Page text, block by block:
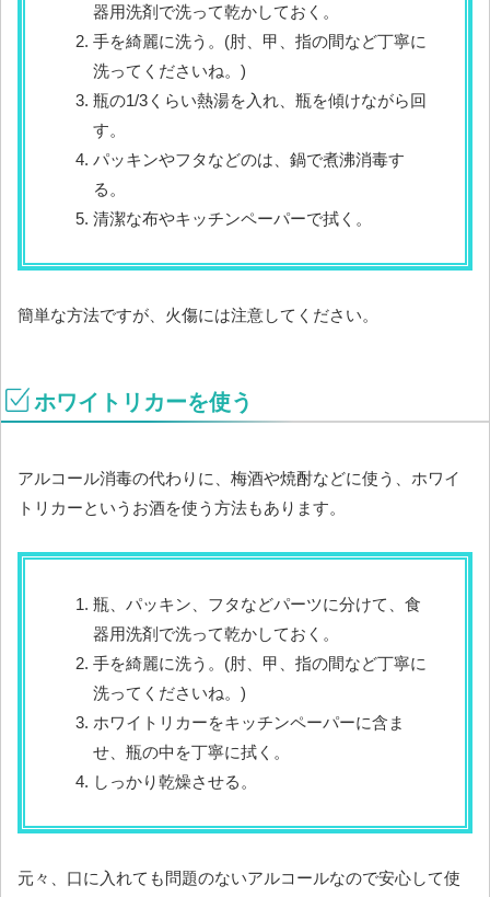
器用洗剤で洗って乾かしておく。
手を綺麗に洗う。(肘、甲、指の間など丁寧に
洗ってくださいね。)
瓶の1/3くらい熱湯を入れ、瓶を傾けながら回
す。
パッキンやフタなどのは、鍋で煮沸消毒す
る。
清潔な布やキッチンペーパーで拭く。
簡単な方法ですが、火傷には注意してください。
ホワイトリカーを使う
アルコール消毒の代わりに、梅酒や焼酎などに使う、ホワイ
トリカーというお酒を使う方法もあります。
瓶、パッキン、フタなどパーツに分けて、食
器用洗剤で洗って乾かしておく。
手を綺麗に洗う。(肘、甲、指の間など丁寧に
洗ってくださいね。)
ホワイトリカーをキッチンペーパーに含ま
せ、瓶の中を丁寧に拭く。
しっかり乾燥させる。
元々、口に入れても問題のないアルコールなので安心して使